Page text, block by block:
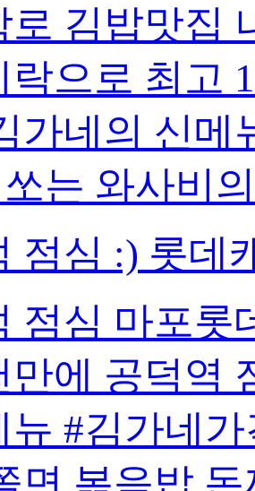
로 김밥맛집
락으로 최고
가네의 신메
는 와사비
점심 :) 롯데
점심 마포
만에 공덕역
뉴 #김가네